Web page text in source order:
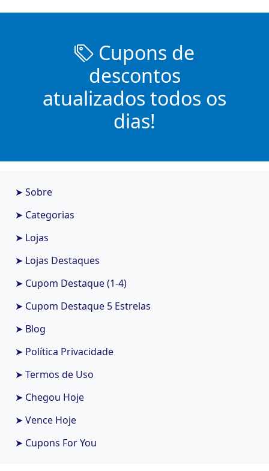
Cupons de
descontos
atualizados todos os
dias!
➤ Sobre
➤ Categorias
➤ Lojas
➤ Lojas Destaques
➤ Cupom Destaque (1-4)
➤ Cupom Destaque 5 Estrelas
➤ Blog
➤ Política Privacidade
➤ Termos de Uso
➤ Chegou Hoje
➤ Vence Hoje
➤ Cupons For You